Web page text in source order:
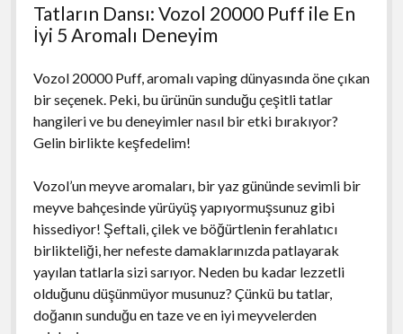
Tatların Dansı: Vozol 20000 Puff ile En
İyi 5 Aromalı Deneyim
Vozol 20000 Puff, aromalı vaping dünyasında öne çıkan
bir seçenek. Peki, bu ürünün sunduğu çeşitli tatlar
hangileri ve bu deneyimler nasıl bir etki bırakıyor?
Gelin birlikte keşfedelim!
Vozol’un meyve aromaları, bir yaz gününde sevimli bir
meyve bahçesinde yürüyüş yapıyormuşsunuz gibi
hissediyor! Şeftali, çilek ve böğürtlenin ferahlatıcı
birlikteliği, her nefeste damaklarınızda patlayarak
yayılan tatlarla sizi sarıyor. Neden bu kadar lezzetli
olduğunu düşünmüyor musunuz? Çünkü bu tatlar,
doğanın sunduğu en taze ve en iyi meyvelerden